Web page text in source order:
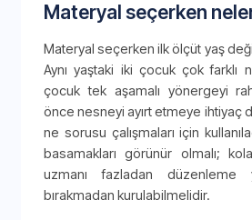
Materyal seçerken
Materyal seçerken ilk ölçüt yaş
Aynı yaştaki iki çocuk çok farklı
çocuk tek aşamalı yönergeyi
önce nesneyi ayırt etmeye ihtiyaç
ne sorusu çalışmaları için
basamakları görünür olmalı;
uzmanı fazladan düzenleme
bırakmadan kurulabilmelidir.